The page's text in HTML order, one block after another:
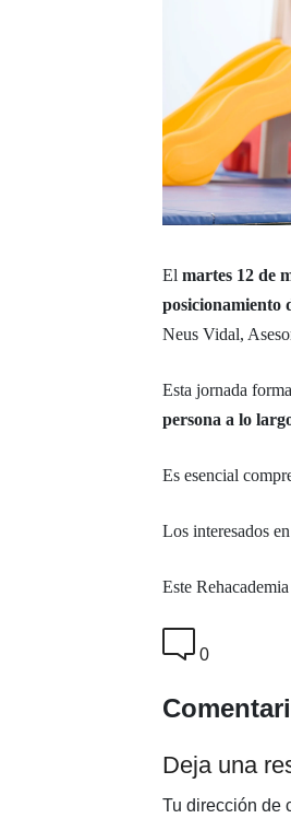
Elmartes 12 de
posicionamiento
Neus Vidal,
Esta jornada
persona a lo
Es esencial
Los interesados
Este
0
Deja una
Tu dirección de